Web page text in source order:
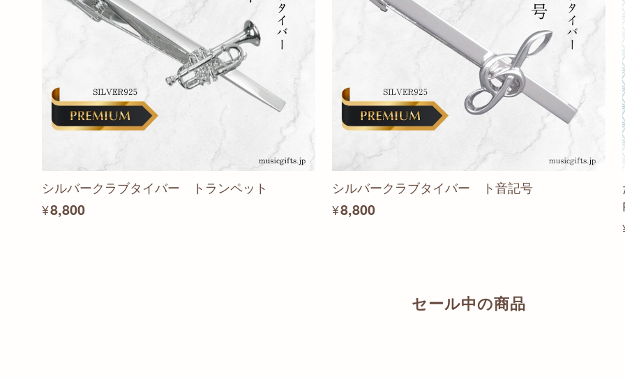
シルバークラブタイバー トランペット
¥8,800
シルバークラブタイバー ト音記号
¥8,800
セール中の商品